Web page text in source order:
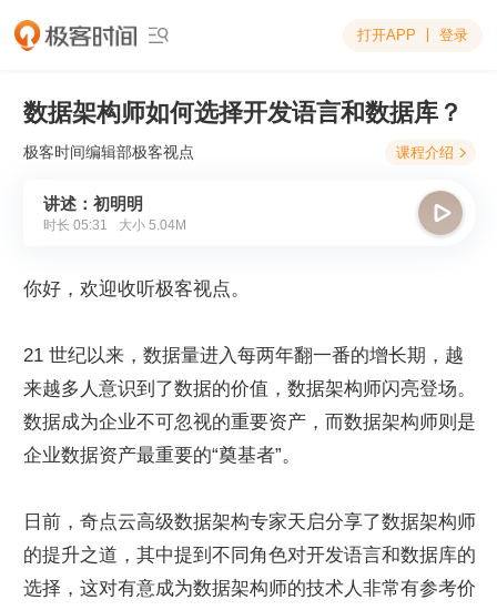
 打开APP 登录
数据架构师如何选择开发语言和数据库？
极客时间编辑部极客视点 课程介绍 
讲述：初明明
时长 05:31 大小 5.04M

你好，欢迎收听极客视点。
21 世纪以来，数据量进入每两年翻一番的增长期，越
来越多人意识到了数据的价值，数据架构师闪亮登场。
数据成为企业不可忽视的重要资产，而数据架构师则是
企业数据资产最重要的“奠基者”。
日前，奇点云高级数据架构专家天启分享了数据架构师
的提升之道，其中提到不同角色对开发语言和数据库的
选择，这对有意成为数据架构师的技术人非常有参考价